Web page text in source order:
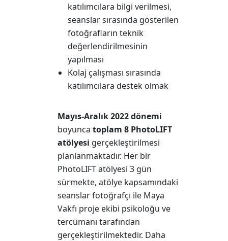
katılımcılara bilgi verilmesi,
seanslar sırasında gösterilen
fotoğrafların teknik
değerlendirilmesinin
yapılması
Kolaj çalışması sırasında
katılımcılara destek olmak
Mayıs-Aralık 2022 dönemi
boyunca toplam 8 PhotoLIFT
atölyesi gerçekleştirilmesi
planlanmaktadır. Her bir
PhotoLIFT atölyesi 3 gün
sürmekte, atölye kapsamındaki
seanslar fotoğrafçı ile Maya
Vakfı proje ekibi psikoloğu ve
tercümanı tarafından
gerçekleştirilmektedir. Daha